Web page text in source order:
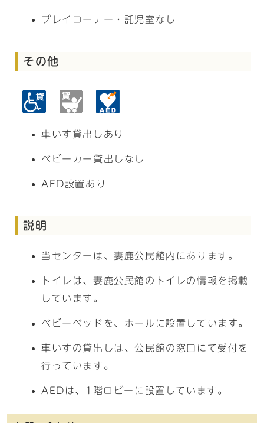
プレイコーナー・託児室なし
その他
車いす貸出しあり
ベビーカー貸出しなし
AED設置あり
説明
当センターは、妻鹿公民館内にあります。
トイレは、妻鹿公民館のトイレの情報を掲載
しています。
ベビーベッドを、ホールに設置しています。
車いすの貸出しは、公民館の窓口にて受付を
行っています。
AEDは、1階ロビーに設置しています。